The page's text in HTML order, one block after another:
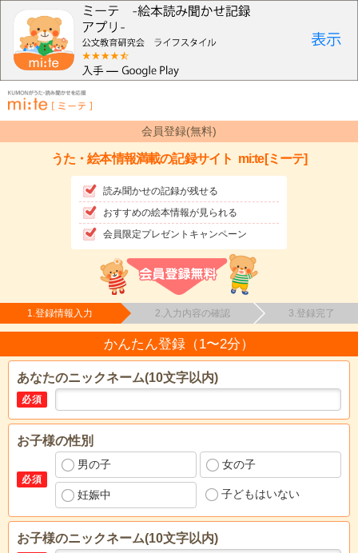
会員登録(無料)
うた・絵本情報満載の記録サイト mi:te[ミーテ]
読み聞かせの記録が残せる
おすすめの絵本情報が見られる
会員限定プレゼントキャンペーン
1.登録情報入力 2.入力内容の確認 3.登録完了
かんたん登録（1〜2分）
あなたのニックネーム(10文字以内)
必須
お子様の性別
必須
男の子 女の子
妊娠中 子どもはいない
お子様のニックネーム(10文字以内)